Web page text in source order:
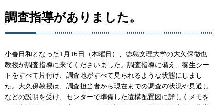
調査指導がありました。
小春日和となった1月16日（木曜日）、徳島文理大学の大久保徹也
教授が調査指導に来てくださいました。調査指導に備え、養生シー
トをすべて片付け、調査地がすべて見られるような状態にしまし
た。大久保教授は、調査担当者から現在までの調査の状況や見通し
などの説明を受け、センターで準備した遺構配置図に詳しくメモを